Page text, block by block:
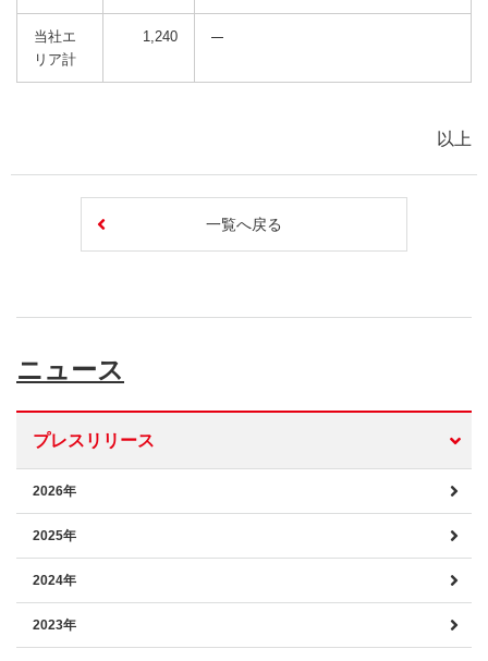
当社エ
リア計
1,240
以上
一覧へ戻る
ニュース
プレスリリース
2026年
2025年
2024年
2023年